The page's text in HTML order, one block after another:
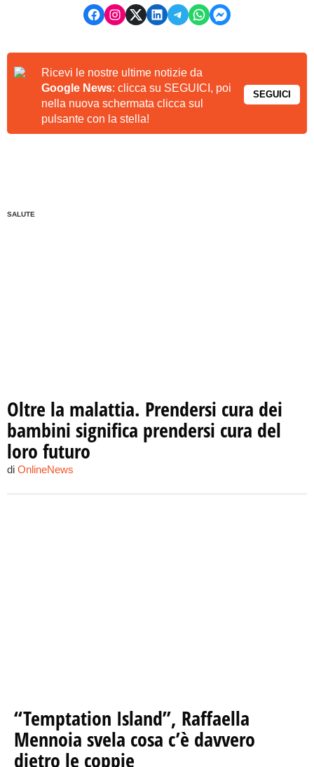
Ricevi le nostre ultime notizie da
Google News: clicca su SEGUICI, poi
nella nuova schermata clicca sul
pulsante con la stella!
SEGUICI
SALUTE
Oltre la malattia. Prendersi cura dei
bambini significa prendersi cura del
loro futuro
di OnlineNews
“Temptation Island”, Raffaella
Mennoia svela cosa c’è davvero
dietro le coppie